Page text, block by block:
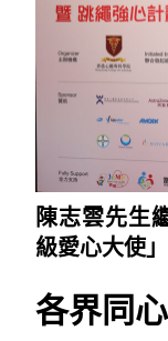
陳志雲先生
級愛心大使」
各界同